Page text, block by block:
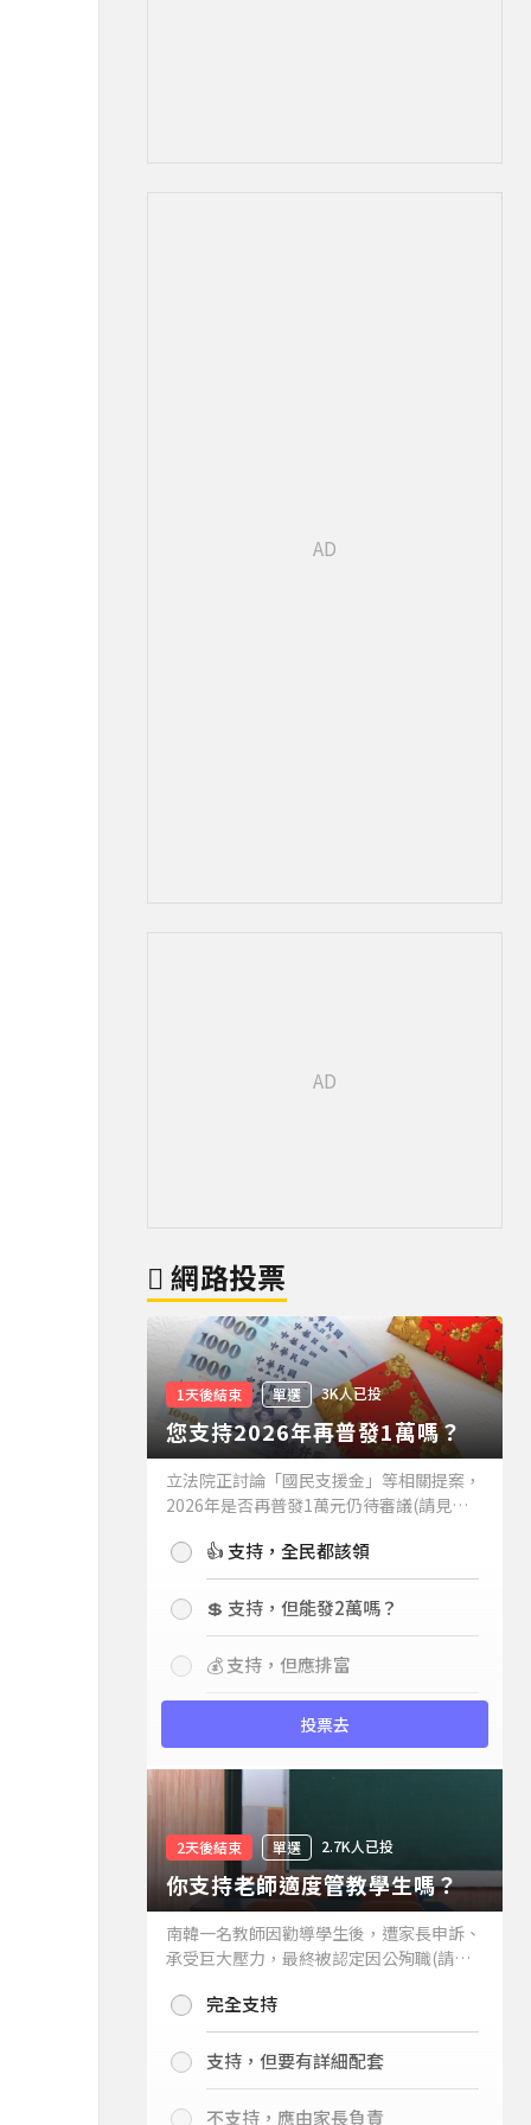
網路投票
1天後結束 單選 3K人已投
您支持2026年再普發1萬嗎？
立法院正討論「國民支援金」等相關提案，
2026年是否再普發1萬元仍待審議(請見下
持嗎？👍 支持，全民都該領
💲 支持，但能發2萬嗎？
💰 支持，但應排富
投票去
2天後結束 單選 2.7K人已投
你支持老師適度管教學生嗎？
南韓一名教師因勸導學生後，遭家長申訴、
承受巨大壓力，最終被認定因公殉職(請見
你支持老師適度管教學生嗎？
完全支持
支持，但要有詳細配套
不支持，應由家長負責